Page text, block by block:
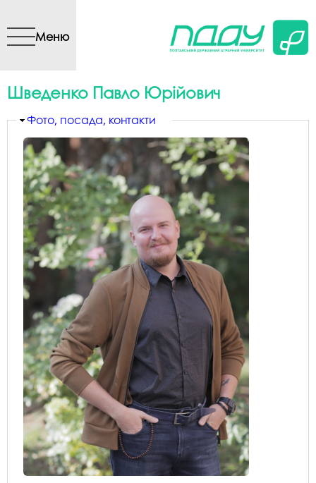
вмісту
Меню
Шведенко Павло Юрійович
ПриховатиФото, посада, контакти